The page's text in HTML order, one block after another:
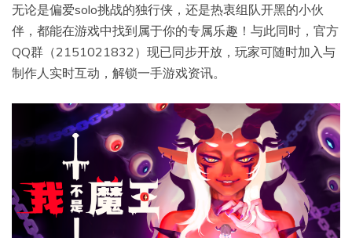
无论是偏爱solo挑战的独行侠，还是热衷组队开黑的小伙
伴，都能在游戏中找到属于你的专属乐趣！与此同时，官方
QQ群（2151021832）现已同步开放，玩家可随时加入与
制作人实时互动，解锁一手游戏资讯。